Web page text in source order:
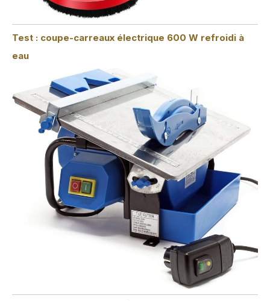
Test : coupe-carreaux électrique 600 W refroidi à
eau